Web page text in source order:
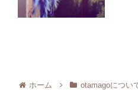
ホーム otamagoについ